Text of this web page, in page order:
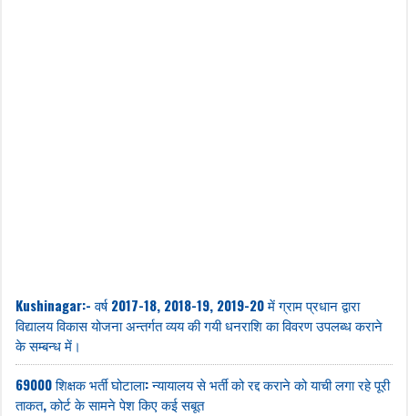
Kushinagar:- वर्ष 2017-18, 2018-19, 2019-20 में ग्राम प्रधान द्वारा
विद्यालय विकास योजना अन्तर्गत व्यय की गयी धनराशि का विवरण उपलब्ध कराने
के सम्बन्ध में।
69000 शिक्षक भर्ती घोटाला: न्यायालय से भर्ती को रद्द कराने को याची लगा रहे पूरी
ताकत, कोर्ट के सामने पेश किए कई सबूत